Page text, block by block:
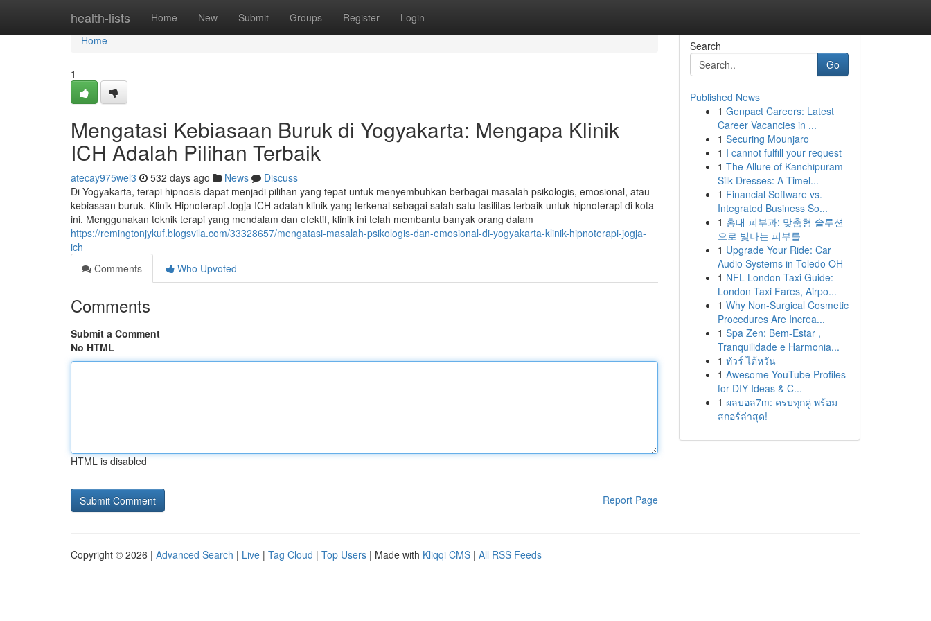
health-lists Home New Submit Groups Register Login
Home
Home
1
Mengatasi Kebiasaan Buruk di Yogyakarta: Mengapa Klinik
ICH Adalah Pilihan Terbaik
atecay975wel3 532 days ago News
Discuss
Di Yogyakarta, terapi hipnosis dapat menjadi pilihan yang tepat untuk menyembuhkan berbagai masalah psikologis, emosional, atau
kebiasaan buruk. Klinik Hipnoterapi Jogja ICH adalah klinik yang terkenal sebagai salah satu fasilitas terbaik untuk hipnoterapi di kota
ini. Menggunakan teknik terapi yang mendalam dan efektif, klinik ini telah membantu banyak orang dalam
https://remingtonjykuf.blogsvila.com/33328657/mengatasi-masalah-psikologis-dan-emosional-di-yogyakarta-klinik-hipnoterapi-jogja-
ich
Comments
Who Upvoted
Comments
Submit a Comment
No HTML
HTML is disabled
Report Page
Search
Go
Published News
1 Genpact Careers: Latest
Career Vacancies in ...
1 Securing Mounjaro
1 I cannot fulfill your request
1 The Allure of Kanchipuram
Silk Dresses: A Timel...
1 Financial Software vs.
Integrated Business So...
1 홍대 피부과: 맞춤형 솔루션
으로 빛나는 피부를
1 Upgrade Your Ride: Car
Audio Systems in Toledo OH
1 NFL London Taxi Guide:
London Taxi Fares, Airpo...
1 Why Non-Surgical Cosmetic
Procedures Are Increa...
1 Spa Zen: Bem-Estar ,
Tranquilidade e Harmonia...
1 ทัวร์ ไต้หวัน
1 Awesome YouTube Profiles
for DIY Ideas & C...
1 ผลบอล7m: ครบทุกคู่ พร้อม
สกอร์ล่าสุด!
Copyright © 2026 | Advanced Search | Live | Tag Cloud | Top Users | Made with Kliqqi CMS | All RSS Feeds